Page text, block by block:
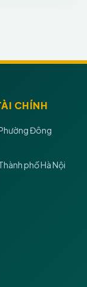
CHÍNH
Đông
phố Hà Nội